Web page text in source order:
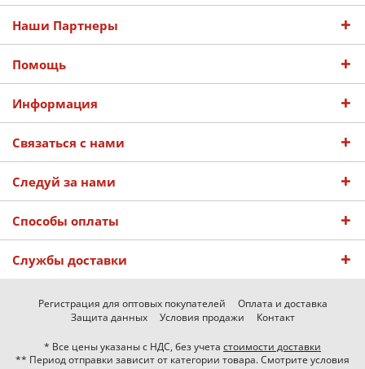
Наши Партнеры
Помощь
Информация
Связаться с нами
Следуй за нами
Способы оплаты
Службы доставки
Регистрация для оптовых покупателей
Оплата и доставка
Защита данных
Условия продажи Контакт
* Все цены указаны с НДС, без учета стоимости доставки
** Период отправки зависит от категории товара. Смотрите условия